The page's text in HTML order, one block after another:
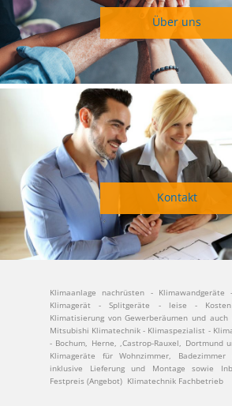
Über uns
Kontakt
Klimaanlage nachrüsten - Klimawandgeräte
Klimagerät - Splitgeräte - leise -
Klimatisierung von Gewerberäumen und
Mitsubishi Klimatechnik - Klimaspezialist -
- Bochum, Herne, ,Castrop-Rauxel, Dortmund
Klimageräte für Wohnzimmer, Badezimmer
inklusive Lieferung und Montage sowie
Festpreis (Angebot) Klimatechnik Fachbetrieb